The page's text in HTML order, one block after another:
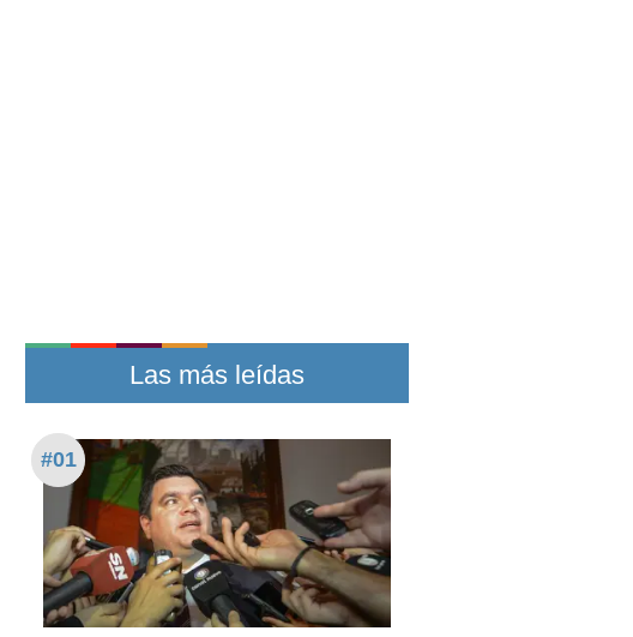
Las más leídas
#01